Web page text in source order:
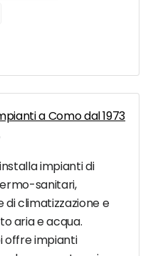
a Como dal 1973
impianti di
sanitari,
di climatizzazione e
aria e acqua.
offre impianti